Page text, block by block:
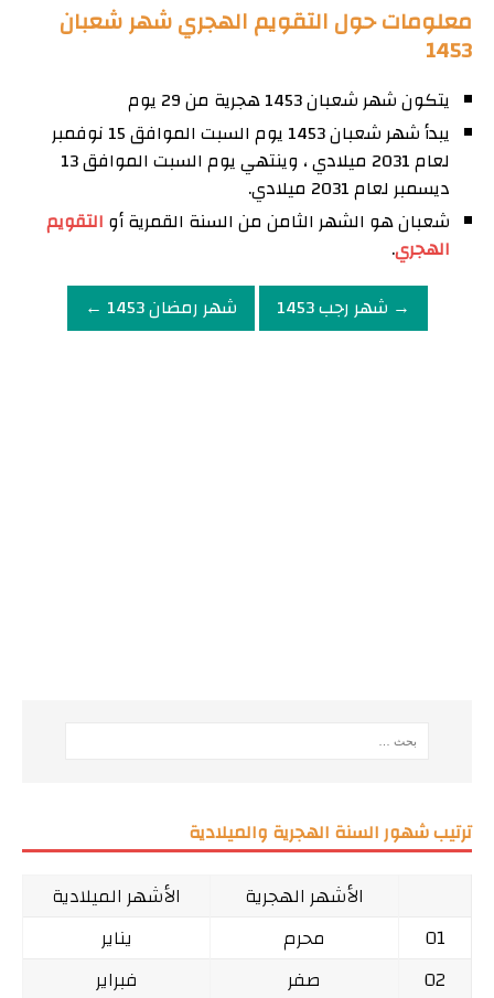
معلومات حول التقويم الهجري شهر شعبان
1453
يتكون شهر شعبان 1453 هجرية من 29 يوم
يبدأ شهر شعبان 1453 يوم السبت الموافق 15 نوفمبر
لعام 2031 ميلادي ، وينتهي يوم السبت الموافق 13
ديسمبر لعام 2031 ميلادي.
شعبان هو الشهر الثامن من السنة القمرية أو التقويم
الهجري.
→ شهر رجب 1453
شهر رمضان 1453 ←
ترتيب شهور السنة الهجرية والميلادية
الأشهر الهجرية
الأشهر الميلادية
01
محرم
يناير
02
صفر
فبراير